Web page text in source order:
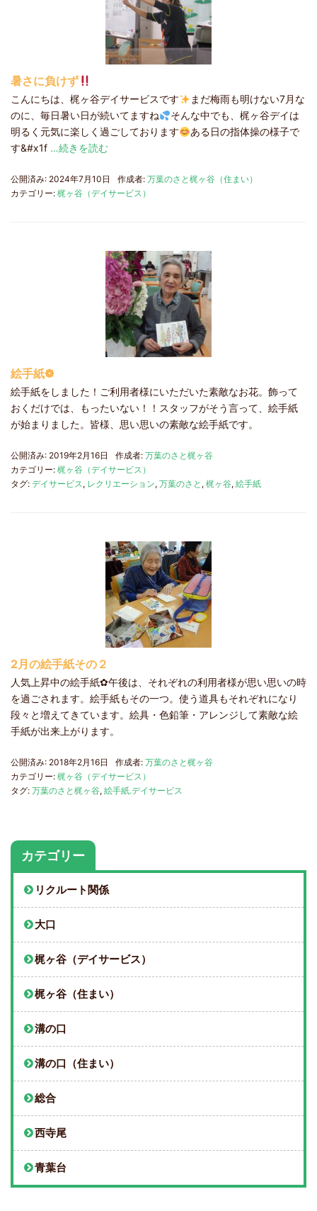
暑さに負けず
こんにちは、梶ヶ谷デイサービスです
まだ梅雨も明けない7月な
のに、毎日暑い日が続いてますね
そんな中でも、梶ヶ谷デイは
明るく元気に楽しく過ごしております
ある日の指体操の様子で
す&#x1f …続きを読む
公開済み: 2024年7月10日 作成者: 万葉のさと梶ヶ谷（住まい）
カテゴリー: 梶ヶ谷（デイサービス）
絵手紙❁
絵手紙をしました！ご利用者様にいただいた素敵なお花。飾って
おくだけでは、もったいない！！スタッフがそう言って、絵手紙
が始まりました。皆様、思い思いの素敵な絵手紙です。
公開済み: 2019年2月16日 作成者: 万葉のさと梶ヶ谷
カテゴリー: 梶ヶ谷（デイサービス）
タグ: デイサービス, レクリエーション, 万葉のさと , 梶ヶ谷, 絵手紙
2月の絵手紙その２
人気上昇中の絵手紙✿午後は、それぞれの利用者様が思い思いの時
を過ごされます。絵手紙もその一つ。使う道具もそれぞれになり
段々と増えてきています。絵具・色鉛筆・アレンジして素敵な絵
手紙が出来上がります。
公開済み: 2018年2月16日 作成者: 万葉のさと梶ヶ谷
カテゴリー: 梶ヶ谷（デイサービス）
タグ: 万葉のさと梶ヶ谷, 絵手紙.デイサービス
カテゴリー
リクルート関係
大口
梶ヶ谷（デイサービス）
梶ヶ谷（住まい）
溝の口
溝の口（住まい）
総合
西寺尾
青葉台